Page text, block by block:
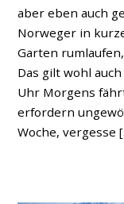
aber eben auch
Norweger in
Garten
Das gilt wohl
Uhr Morgens
erfordern
Woche, vergesse